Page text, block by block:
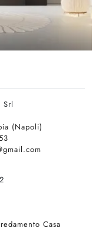
(Napoli)
Casa